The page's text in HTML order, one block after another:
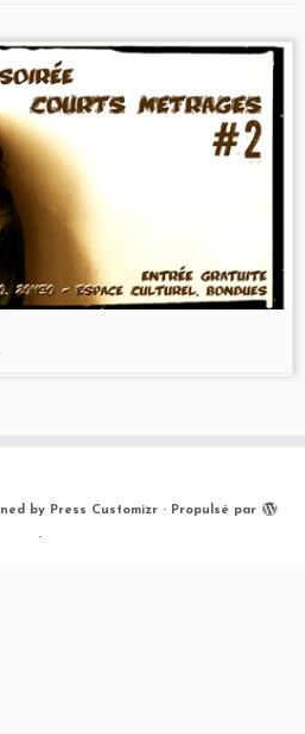
by Press Customizr · Propulsé par
·